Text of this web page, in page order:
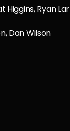
Higgins, Ryan
Dan Wilson